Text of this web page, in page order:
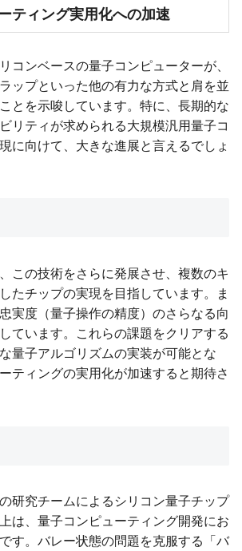
ティング実用化への加速
コンベースの量子コンピューターが、
ップといった他の有力な方式と肩を並
とを示唆しています。特に、長期的な
リティが求められる大規模汎用量子コ
に向けて、大きな進展と言えるでしょ
この技術をさらに発展させ、複数のキ
たチップの実現を目指しています。ま
実度（量子操作の精度）のさらなる向
ています。これらの課題をクリアする
量子アルゴリズムの実装が可能とな
ティングの実用化が加速すると期待さ
研究チームによるシリコン量子チップ
は、量子コンピューティング開発にお
す。バレー状態の問題を克服する「バ